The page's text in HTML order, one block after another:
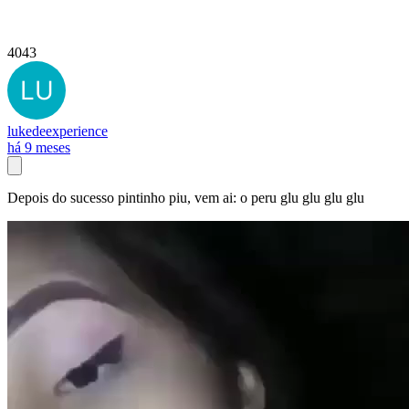
4043
lukedeexperience
há 9 meses
Depois do sucesso pintinho piu, vem ai: o peru glu glu glu glu